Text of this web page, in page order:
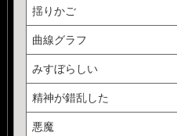
揺りかご
曲線グラフ
みすぼらしい
精神が錯乱した
悪魔